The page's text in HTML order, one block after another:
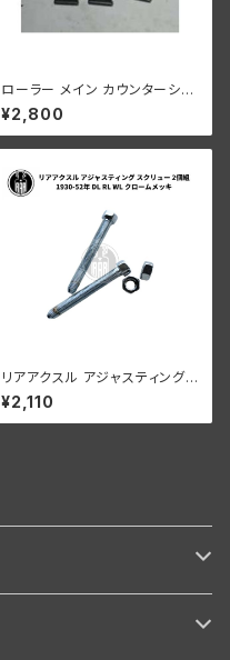
ローラー メイン カウンターシャ
フト 0008" オーバーサイズ 24
個
¥2,800
リアアクスル アジャスティング
スクリュー ナット付 2個組 ハー
レーダビッドソン 1930-52年 D
L RL WL クロームメッキ
¥2,110